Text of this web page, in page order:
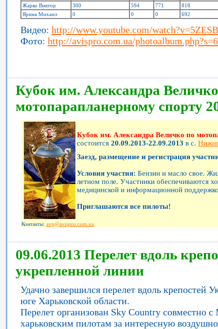
Жарко Виктор
300 594 771
818
Ярина Михаил
0 0 0 692
Видео: http://www.youtube.com/
Фото: http://avispro.com.ua/
Кубок им. Александра
мотопарапланерному спорту
Кубок им. Александра Величко по
состоится 20.09.2013-22.09.2013 в c.
Заезд, размещение и регистрация
Условия участия: Бензин и масло свое.
летном поле. Участники обеспечиваются
медицинской и информационной
Приглашаются все пилоты!
Контакты: avp@avispro.com.ua
09.06.2013 Перелет вдоль
укрепленной линии
Удачно завершился перелет вдоль крепостей
юге Харьковской области.
Перелет организован Sky Country совместно
харьковским пилотам за интересную